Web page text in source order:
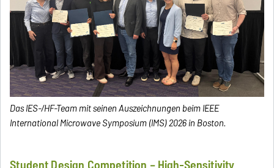
Das IES-/HF-Team mit seinen Auszeichnungen beim IEEE
International Microwave Symposium (IMS) 2026 in Boston.